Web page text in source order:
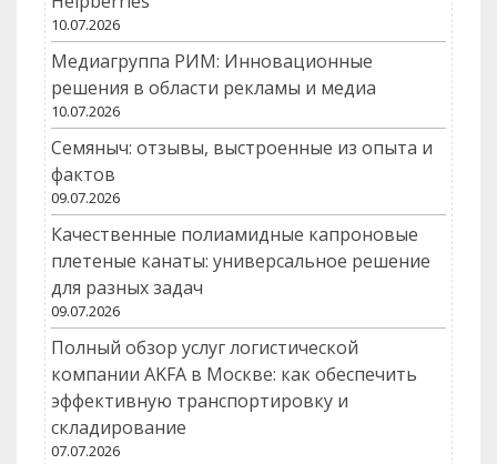
10.07.2026
Медиагруппа РИМ: Инновационные
решения в области рекламы и медиа
10.07.2026
Семяныч: отзывы, выстроенные из опыта и
фактов
09.07.2026
Качественные полиамидные капроновые
плетеные канаты: универсальное решение
для разных задач
09.07.2026
Полный обзор услуг логистической
компании AKFA в Москве: как обеспечить
эффективную транспортировку и
складирование
07.07.2026